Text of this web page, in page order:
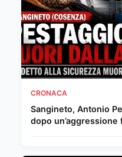
CRONACA
Sangineto, Antonio
dopo